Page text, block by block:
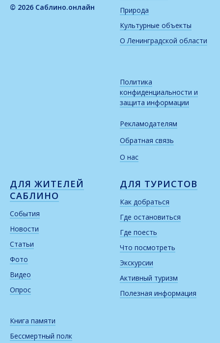
© 2026 Саблино.онлайн
Природа
Культурные объекты
О Ленинградской области
Политика
конфиденциальности и
защита информации
Рекламодателям
Обратная связь
О нас
ДЛЯ ЖИТЕЛЕЙ
САБЛИНО
События
Новости
Статьи
Фото
Видео
Опрос
Книга памяти
Бессмертный полк
ДЛЯ ТУРИСТОВ
Как добраться
Где остановиться
Где поесть
Что посмотреть
Экскурсии
Активный туризм
Полезная информация